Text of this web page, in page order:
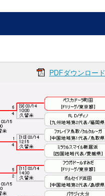
PDFダウンロード